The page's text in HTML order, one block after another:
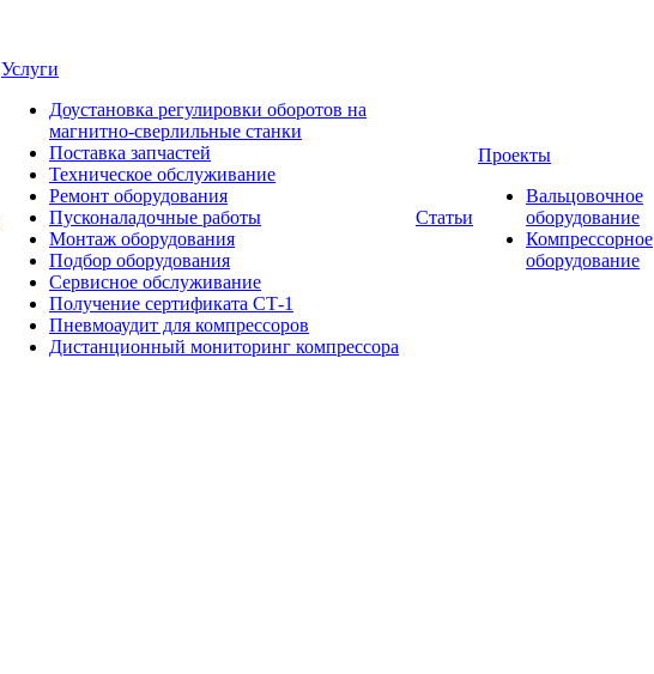
Услуги
Доустановка регулировки оборотов на
магнитно-сверлильные станки
Поставка запчастей
Техническое обслуживание
Ремонт оборудования
Пусконаладочные работы
Монтаж оборудования
Подбор оборудования
Сервисное обслуживание
Получение сертификата СТ-1
Пневмоаудит для компрессоров
Дистанционный мониторинг компрессора
Статьи
Проекты
Вальцовочное
оборудование
Компрессорное
оборудование